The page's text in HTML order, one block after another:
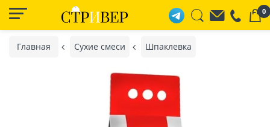
0
Главная Сухие смеси Шпаклевка